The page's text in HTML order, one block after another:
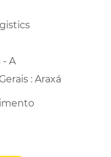
A
: Araxá